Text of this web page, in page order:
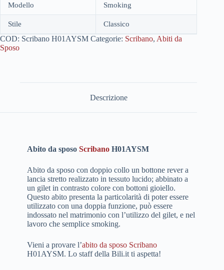
Modello Smoking
Stile Classico
COD: Scribano H01AYSM Categorie: Scribano, Abiti da
Sposo
Descrizione
Abito da sposo ScribanoH01AYSM
Abito da sposo con doppio collo un bottone rever a
lancia stretto realizzato in tessuto lucido; abbinato a
un gilet in contrasto colore con bottoni gioiello.
Questo abito presenta la particolarità di poter essere
utilizzato con una doppia funzione, può essere
indossato nel matrimonio con l’utilizzo del gilet, e nel
lavoro che semplice smoking.
Vieni a provare l’abito da sposo Scribano
H01AYSM. Lo staff della Bili.it ti aspetta!